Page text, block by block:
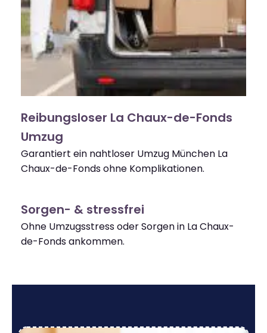
Reibungsloser La Chaux-de-Fonds
Umzug
Garantiert ein nahtloser Umzug München La
Chaux-de-Fonds ohne Komplikationen.
Sorgen- & stressfrei
Ohne Umzugsstress oder Sorgen in La Chaux-
de-Fonds ankommen.